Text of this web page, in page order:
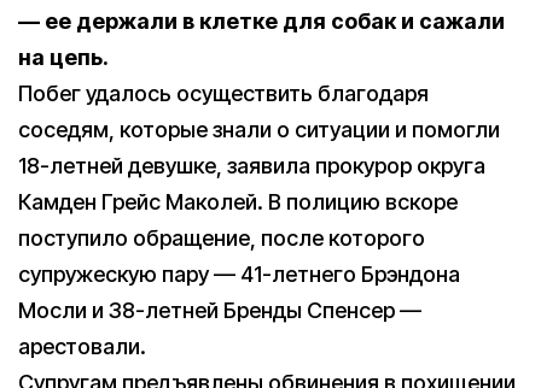
— ее держали в клетке для собак и сажали
на цепь.
Побег удалось осуществить благодаря
соседям, которые знали о ситуации и помогли
18-летней девушке, заявила прокурор округа
Камден Грейс Маколей. В полицию вскоре
поступило обращение, после которого
супружескую пару — 41-летнего Брэндона
Мосли и 38-летней Бренды Спенсер —
арестовали.